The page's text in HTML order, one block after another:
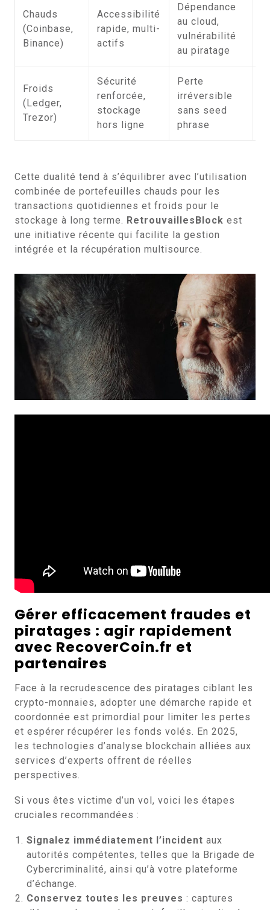
Chauds
(Coinbase,
Binance)
Accessibilité
rapide, multi-
actifs
Dépendance
au cloud,
vulnérabilité
au piratage
Froids
(Ledger,
Trezor)
Sécurité
renforcée,
stockage
hors ligne
Perte
irréversible
sans seed
phrase
Cette dualité tend à s’équilibrer avec l’utilisation
combinée de portefeuilles chauds pour les
transactions quotidiennes et froids pour le
stockage à long terme. RetrouvaillesBlock est
une initiative récente qui facilite la gestion
intégrée et la récupération multisource.
Gérer efficacement fraudes et
piratages : agir rapidement
avec RecoverCoin.fr et
partenaires
Face à la recrudescence des piratages ciblant les
crypto-monnaies, adopter une démarche rapide et
coordonnée est primordial pour limiter les pertes
et espérer récupérer les fonds volés. En 2025,
les technologies d’analyse blockchain alliées aux
services d’experts offrent de réelles
perspectives.
Si vous êtes victime d’un vol, voici les étapes
cruciales recommandées :
Signalez immédiatement l’incident aux
autorités compétentes, telles que la Brigade de
Cybercriminalité, ainsi qu’à votre plateforme
d’échange.
Conservez toutes les preuves : captures